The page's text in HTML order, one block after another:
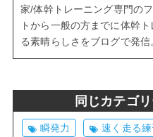
家/体幹トレーニング専門の
トから一般の方までに体幹
る素晴らしさをブログで発信
同じカテゴ
瞬発力 速く走る